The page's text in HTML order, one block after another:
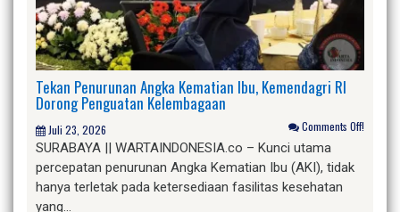
Tekan Penurunan Angka Kematian Ibu, Kemendagri RI
Dorong Penguatan Kelembagaan
Juli 23, 2026 Comments Off!
SURABAYA || WARTAINDONESIA.co – Kunci utama
percepatan penurunan Angka Kematian Ibu (AKI), tidak
hanya terletak pada ketersediaan fasilitas kesehatan
yang…